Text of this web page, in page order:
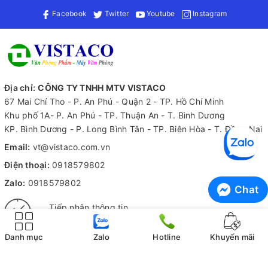
này phù hợp với nhiều độ tuổi và phong cách khác nhau, từ học
sinh, sinh viên đến nhân viên văn phòng. Kiểu dáng thanh lịch
vừa tiện lợi. Việc sở hữu một chiếc bút vừa thời trang lại có tính
năng vượt trội sẽ khiến bạn tự tin hơn khi sử dụng trong các
buổi họp hay lớp học.
Facebook Twitter Youtube Instagram
Địa chỉ: CÔNG TY TNHH MTV VISTACO
67 Mai Chí Tho - P. An Phú - Quận 2 - TP. Hồ Chí Minh
Khu phố 1A- P. An Phú - TP. Thuận An - T. Bình Dương
KP. Bình Dương - P. Long Bình Tân - TP. Biên Hòa - T. Đồng Nai
Email: vt@vistaco.com.vn
Điện thoại: 0918579802
Zalo: 0918579802
Tiếp nhận thông tin
Danh mục Zalo Hotline Khuyến mãi
Chat